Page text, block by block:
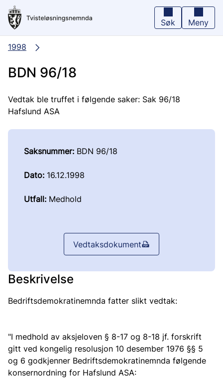
Hopp
hovedinnhold
Søk Meny
1998
BDN 96/18
Vedtak ble truffet i følgende saker: Sak 96/18
Hafslund ASA
Saksnummer: BDN 96/18
Dato: 16.12.1998
Utfall: Medhold
Vedtaksdokument
Beskrivelse
Bedriftsdemokratinemnda fatter slikt vedtak:
"I medhold av aksjeloven § 8-17 og 8-18 jf. forskrift
gitt ved kongelig resolusjon 10 desember 1976 §§ 5
og 6 godkjenner Bedriftsdemokratinemnda følgende
konsernordning for Hafslund ASA: